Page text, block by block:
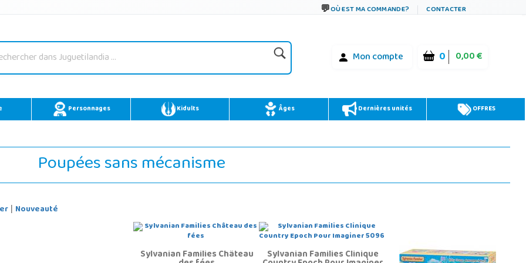
OÙ EST MA COMMANDE? CONTACTER
Mon compte 0 0,00 €
Personnages Kidults Âges Dernières unités OFFRES
Poupées sans mécanisme
| Nouveauté
Sylvanian Families Château Sylvanian Families Clinique